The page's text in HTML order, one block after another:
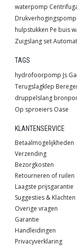
waterpomp
Drukverhogingspomp
hulpstukken Pe buis
Zuigslang set
TAGS
hydrofoorpomp Js
Terugslagklep
druppelslang
Op sproeiers Oase
KLANTENSERVICE
Betaalmogelijkheden
Verzending
Bezorgkosten
Retourneren of ruilen
Laagste prijsgarantie
Suggesties & Klachten
Overige vragen
Garantie
Handleidingen
Privacyverklaring